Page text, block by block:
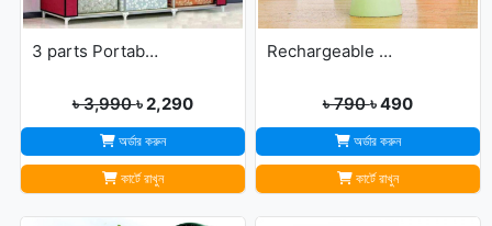
3 parts Portable Wardrobe cloth storage
৳ 3,990৳ 2,290
অর্ডার করুন
কার্টে রাখুন
Rechargeable Ultra Lightweight Handheld 3-Speed Mini USB Fan
৳ 790৳ 490
অর্ডার করুন
কার্টে রাখুন